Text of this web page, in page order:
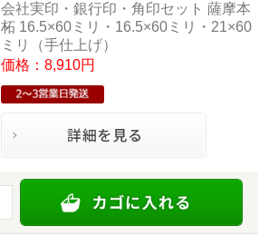
会社実印・銀行印・角印セット 薩摩本
柘 16.5×60ミリ・16.5×60ミリ・21×60
ミリ（手仕上げ）
価格：8,910円